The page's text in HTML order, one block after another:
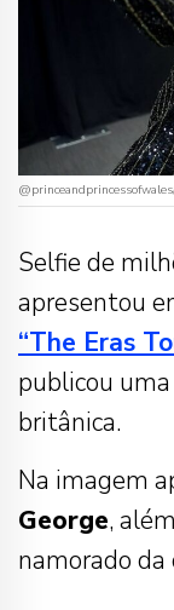
Selfie de
apresentou
“The Eras
publicou
britânica.
Na imagem
George,
namorado da